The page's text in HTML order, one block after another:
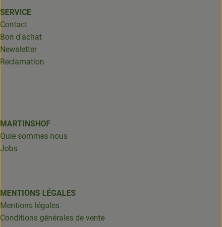
SERVICE
Contact
Bon d'achat
Newsletter
Reclamation
MARTINSHOF
Quie sommes nous
Jobs
MENTIONS LÉGALES
Mentions légales
Conditions générales de vente